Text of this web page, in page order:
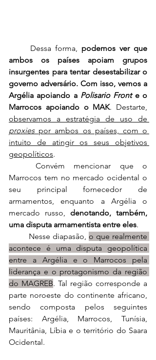
	Dessa forma,
podemos ver que
ambos os países apoiam grupos
insurgentes para tentar desestabilizar o
governo adversário. Com isso, vemos a
Argélia apoiando a Polisario Front e o
Marrocos apoiando o MAK
proxies por ambos os países, com o
intuito de atingir os seus objetivos
geopolíticos.
Marrocos tem no mercado ocidental o
seu principal fornecedor de
armamentos, enquanto a Argélia o
mercado russo, denotando, também,
uma disputa armamentista entre eles.
	Nesse diapasão,
o que realmente
acontece é uma disputa geopolítica
entre a Argélia e o Marrocos pela
liderança e o protagonismo da região
do MAGREB. Tal região corresponde a
parte noroeste do continente africano,
sendo composta pelos seguintes
países: Argélia, Marrocos, Tunísia,
Mauritânia, Líbia e o território do Saara
Ocidental.